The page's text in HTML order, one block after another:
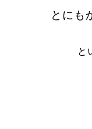
とにも
と